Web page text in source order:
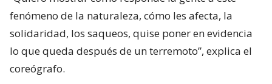
fenómeno de la naturaleza, cómo les afecta, la
solidaridad, los saqueos, quise poner en evidencia
lo que queda después de un terremoto”, explica el
coreógrafo.